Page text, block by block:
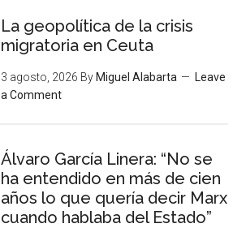
La geopolítica de la crisis
migratoria en Ceuta
3 agosto, 2026 By Miguel Alabarta
Leave
a Comment
Álvaro García Linera: “No se
ha entendido en más de cien
años lo que quería decir Marx
cuando hablaba del Estado”